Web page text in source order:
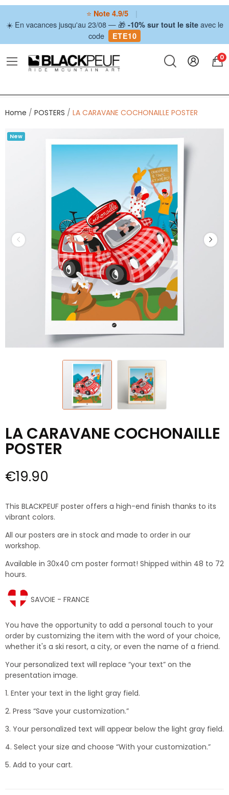
⭐ Note 4.9/5
|
☀️ En vacances jusqu'au 23/08 — 🎁 -10% sur tout le siteavec le
code
ETE10
0
Home POSTERS LA CARAVANE COCHONAILLE POSTER
New
LA CARAVANE COCHONAILLE
POSTER
€19.90
This BLACKPEUF poster offers a high-end finish thanks to its
vibrant colors.
All our posters are in stock and made to order in our
workshop.
Available in 30x40 cm poster format! Shipped within 48 to 72
hours.
SAVOIE - FRANCE
You have the opportunity to add a personal touch to your
order by customizing the item with the word of your choice,
whether it's a ski resort, a city, or even the name of a friend.
Your personalized text will replace “your text” on the
presentation image.
1. Enter your text in the light gray field.
2. Press “Save your customization.”
3. Your personalized text will appear below the light gray field.
4. Select your size and choose “With your customization.”
5. Add to your cart.